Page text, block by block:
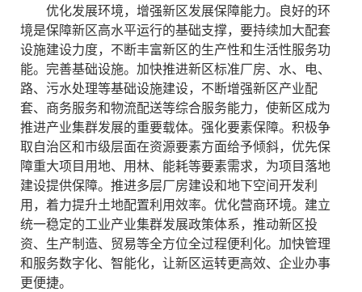
优化发展环境，增强新区发展保障能力。良好的环
境是保障新区高水平运行的基础支撑，要持续加大配套
设施建设力度，不断丰富新区的生产性和生活性服务功
能。完善基础设施。加快推进新区标准厂房、水、电、
路、污水处理等基础设施建设，不断增强新区产业配
套、商务服务和物流配送等综合服务能力，使新区成为
推进产业集群发展的重要载体。强化要素保障。积极争
取自治区和市级层面在资源要素方面给予倾斜，优先保
障重大项目用地、用林、能耗等要素需求，为项目落地
建设提供保障。推进多层厂房建设和地下空间开发利
用，着力提升土地配置利用效率。优化营商环境。建立
统一稳定的工业产业集群发展政策体系，推动新区投
资、生产制造、贸易等全方位全过程便利化。加快管理
和服务数字化、智能化，让新区运转更高效、企业办事
更便捷。